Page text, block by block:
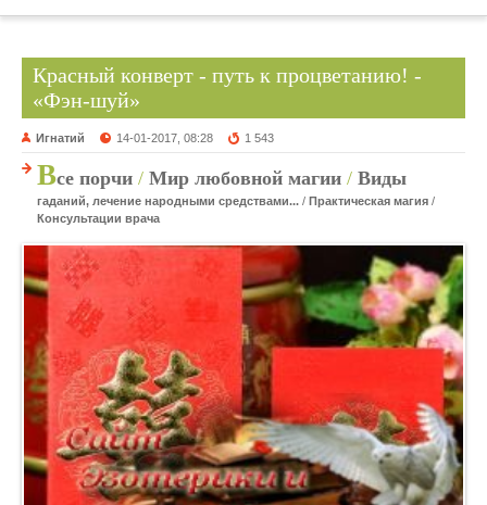
Красный конверт - путь к процветанию! -
«Фэн-шуй»
Игнатий 14-01-2017, 08:28 1 543
Все порчи / Мир любовной магии / Виды
гаданий, лечение народными средствами... / Практическая магия /
Консультации врача